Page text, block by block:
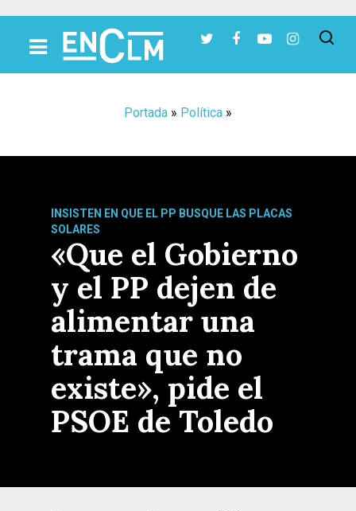
Portada » Política »
INSISTEN EN QUE EL PP BUSQUE LAS PLACAS
SOLARES
«Que el Gobierno
y el PP dejen de
alimentar una
trama que no
existe», pide el
PSOE de Toledo